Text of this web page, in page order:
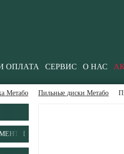
ОПЛАТА СЕРВИС О НАС
Метабо Пильные диски Метабо